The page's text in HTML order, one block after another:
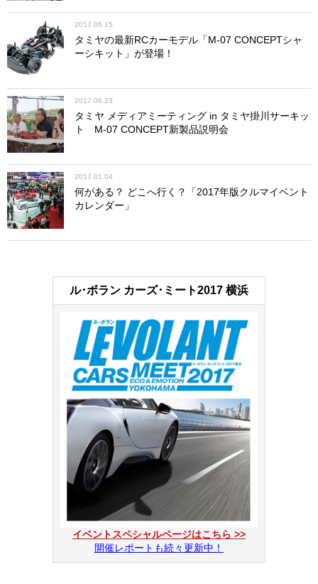
2017.06.15
タミヤの最新RCカーモデル「M-07 CONCEPTシャ
ーシキット」が登場！
2017.06.23
タミヤ メディアミーティング in タミヤ掛川サーキッ
ト M-07 CONCEPT新製品説明会
2017.01.04
何がある？ どこへ行く？「2017年版クルマイベント
カレンダー」
ル･ボラン カーズ･ミート2017 横浜
イベントスペシャルページはこちら >>
開催レポートも続々更新中！